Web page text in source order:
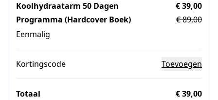
Koolhydraatarm 50 Dagen
Programma (Hardcover Boek)
Eenmalig
€ 39,00
€ 89,00
Kortingscode Toevoegen
Totaal
€ 39,00